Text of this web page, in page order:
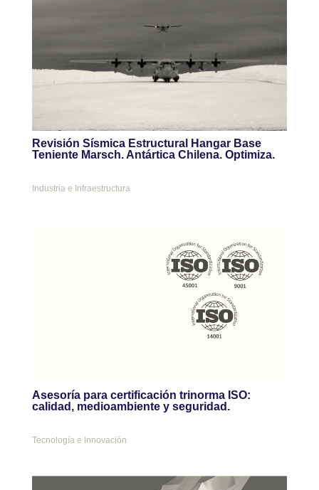
Revisión Sísmica Estructural Hangar Base
Teniente Marsch. Antártica Chilena. Optimiza.
Industria e Infraestructura
Asesoría para certificación trinorma ISO:
calidad, medioambiente y seguridad.
Tecnología e Innovación